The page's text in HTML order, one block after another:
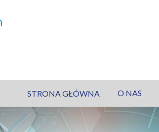
STRONA GŁÓWNA O NAS